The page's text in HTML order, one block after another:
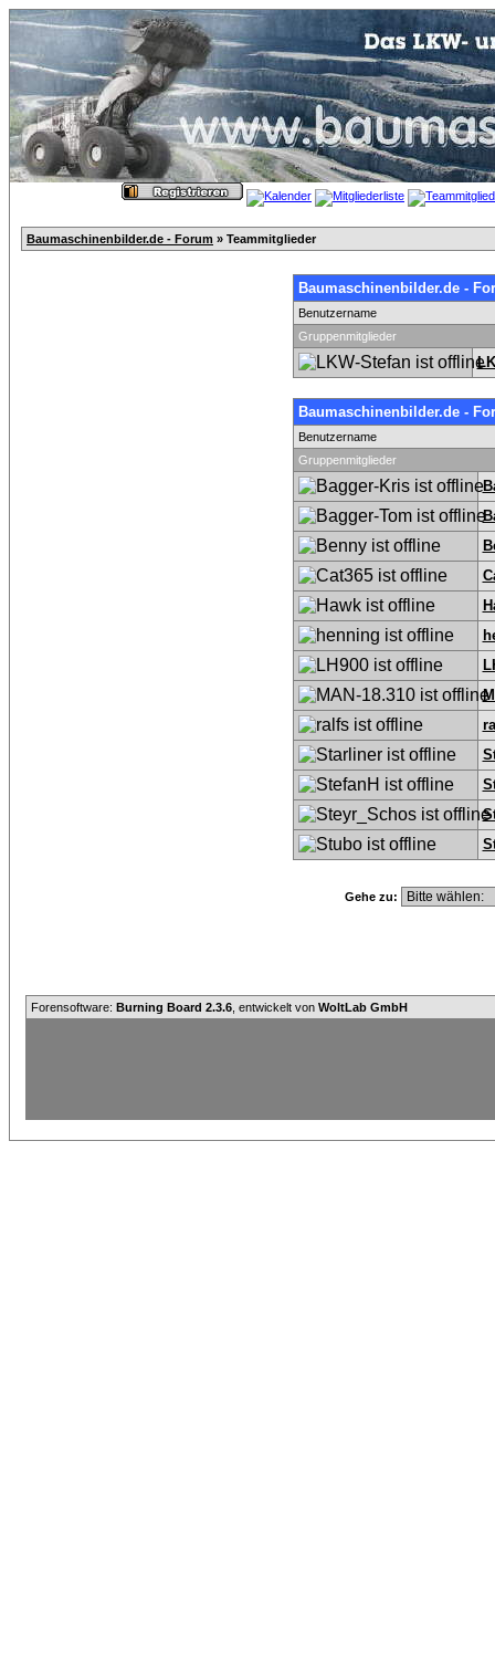
Baumaschinenbilder.de - Forum » Teammitglieder
Baumaschinenbilder.de -
Benutzername
Gruppenmitglieder
Baumaschinenbilder.de -
Benutzername
Gruppenmitglieder
Gehe zu:
Forensoftware: Burning Board 2.3.6 , entwickelt von WoltLab GmbH